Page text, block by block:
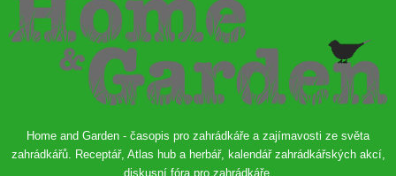
Home and Garden - časopis pro zahrádkáře a zajímavosti ze světa
zahrádkářů. Receptář, Atlas hub a herbář, kalendář zahrádkářských akcí,
diskusní fóra pro zahrádkáře.